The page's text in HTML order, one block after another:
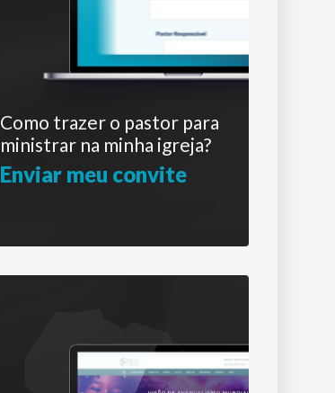
Como trazer o pastor para
ministrar na minha igreja?
Enviar meu convite